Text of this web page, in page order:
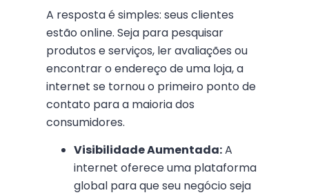
A resposta é simples: seus clientes
estão online. Seja para pesquisar
produtos e serviços, ler avaliações ou
encontrar o endereço de uma loja, a
internet se tornou o primeiro ponto de
contato para a maioria dos
consumidores.
Visibilidade Aumentada:A
internet oferece uma plataforma
global para que seu negócio seja